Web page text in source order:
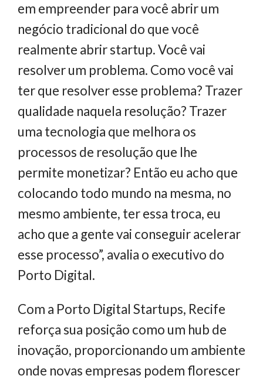
em empreender para você abrir um
negócio tradicional do que você
realmente abrir startup. Você vai
resolver um problema. Como você vai
ter que resolver esse problema? Trazer
qualidade naquela resolução? Trazer
uma tecnologia que melhora os
processos de resolução que lhe
permite monetizar? Então eu acho que
colocando todo mundo na mesma, no
mesmo ambiente, ter essa troca, eu
acho que a gente vai conseguir acelerar
esse processo”, avalia o executivo do
Porto Digital.
Com a Porto Digital Startups, Recife
reforça sua posição como um hub de
inovação, proporcionando um ambiente
onde novas empresas podem florescer